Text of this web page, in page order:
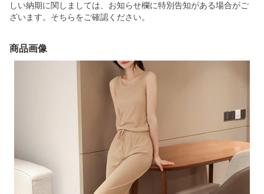
しい納期に関しましては、お知らせ欄に特別告知がある場合がご
ざいます。そちらをご確認ください。
商品画像